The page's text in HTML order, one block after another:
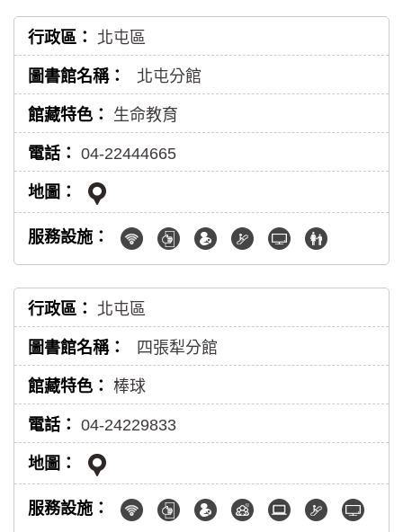
北屯區
北屯分館
生命教育
04-22444665
北屯區
四張犁分館
棒球
04-24229833